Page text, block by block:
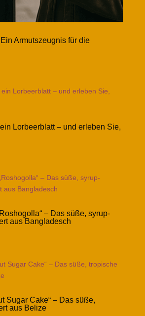
Armutszeugnis für die
Lorbeerblatt – und erleben Sie,
– Das süße, syrup-
aus Bangladesch
Sugar Cake“ – Das süße,
aus Belize